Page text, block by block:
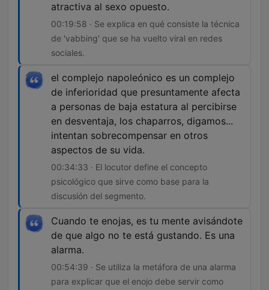
atractiva al sexo opuesto.
00:19:58 · Se explica en qué consiste la técnica
de 'vabbing' que se ha vuelto viral en redes
sociales.
el complejo napoleónico es un complejo
de inferioridad que presuntamente afecta
a personas de baja estatura al percibirse
en desventaja, los chaparros, digamos...
intentan sobrecompensar en otros
aspectos de su vida.
00:34:33 · El locutor define el concepto
psicológico que sirve como base para la
discusión del segmento.
Cuando te enojas, es tu mente avisándote
de que algo no te está gustando. Es una
alarma.
00:54:39 · Se utiliza la metáfora de una alarma
para explicar que el enojo debe servir como